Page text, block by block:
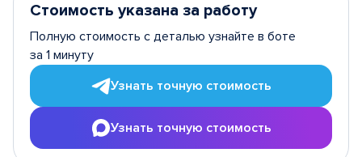
Стоимость указана за работу
Полную стоимость с деталью узнайте в боте
за 1 минуту
Узнать точную стоимость
Узнать точную стоимость